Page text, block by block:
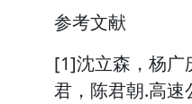
参考文献
[1]沈立森，杨广
君，陈君朝.高速